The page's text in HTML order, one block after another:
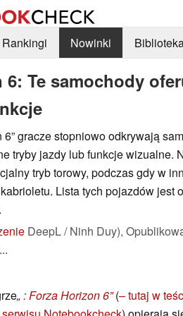
Rankingi Nowinki
6: Te samochody
6” gracze stopniowo odkrywają
tryby jazdy lub funkcje wizualne.
tryb torowy, podczas gdy w
Lista tych pojazdów jest
DeepL / Ninh Duy),
...
„: Forza Horizon 6” (– tutaj w